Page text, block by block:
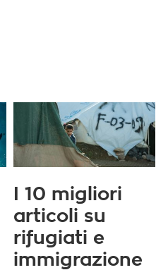
I 10 migliori
articoli su
rifugiati e
immigrazione